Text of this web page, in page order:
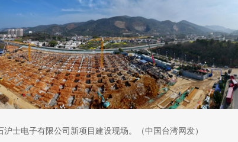
沪士电子有限公司新项目建设现场。（中国台湾网发）